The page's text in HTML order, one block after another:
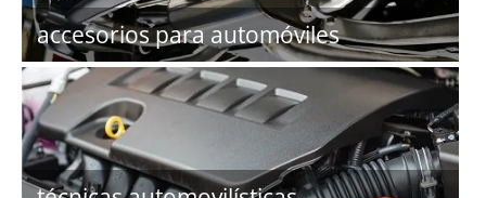
accesorios para automóviles